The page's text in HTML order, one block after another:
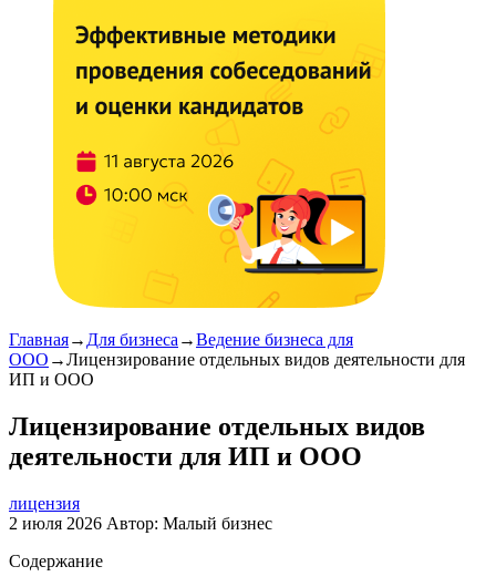
Главная→ Для бизнеса →Ведение бизнеса для
ООО →Лицензирование отдельных видов деятельности для
ИП и ООО
Лицензирование отдельных видов
деятельности для ИП и ООО
лицензия
2 июля 2026 Автор: Малый бизнес
Содержание